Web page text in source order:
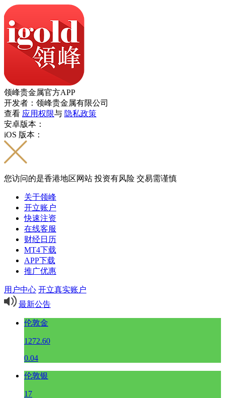
领峰贵金属官方APP
开发者：领峰贵金属有限公司
查看 应用权限与 隐私政策
安卓版本：
iOS 版本：
您访问的是香港地区网站 投资有风险 交易需谨慎
关于领峰
开立账户
快速注资
在线客服
财经日历
MT4下载
APP下载
推广优惠
用户中心 开立真实账户
最新公告
伦敦金
1272.60
0.04
伦敦银
17